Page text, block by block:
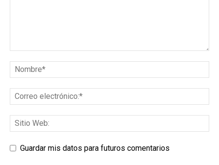
Guardar mis datos para futuros comentarios